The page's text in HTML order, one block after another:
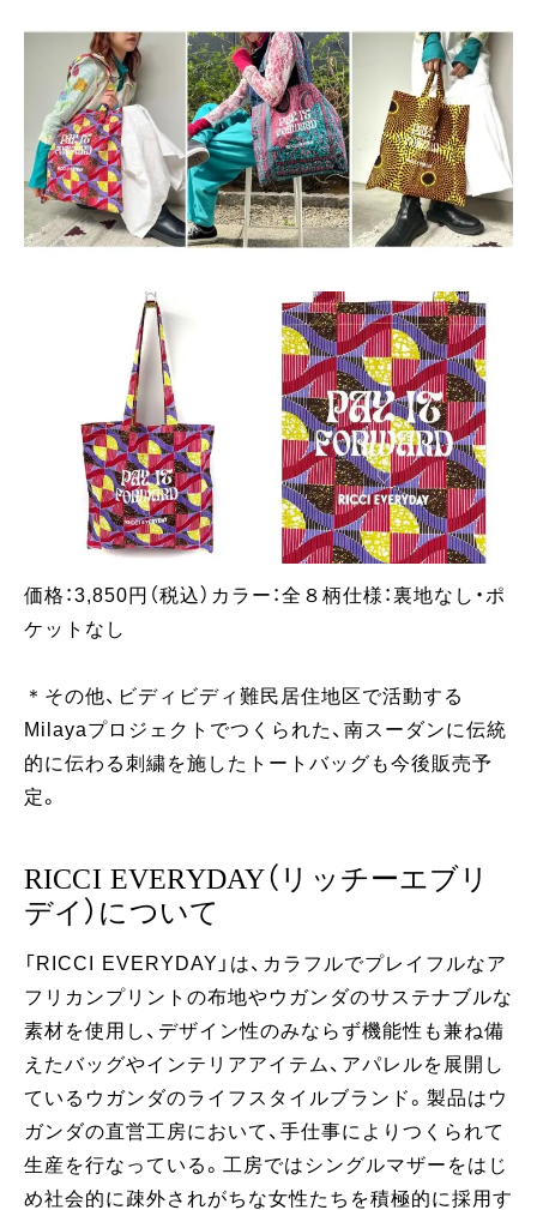
価格：3,850円（税込）カラー：全８柄仕様：裏地なし・ポ
ケットなし
＊その他、ビディビディ難民居住地区で活動する
Milayaプロジェクトでつくられた、南スーダンに伝統
的に伝わる刺繍を施したトートバッグも今後販売予
定。
RICCI EVERYDAY（リッチーエブリ
デイ）について
「RICCI EVERYDAY」は、カラフルでプレイフルなア
フリカンプリントの布地やウガンダのサステナブルな
素材を使用し、デザイン性のみならず機能性も兼ね備
えたバッグやインテリアアイテム、アパレルを展開し
ているウガンダのライフスタイルブランド。製品はウ
ガンダの直営工房において、手仕事によりつくられて
生産を行なっている。工房ではシングルマザーをはじ
め社会的に疎外されがちな女性たちを積極的に採用す